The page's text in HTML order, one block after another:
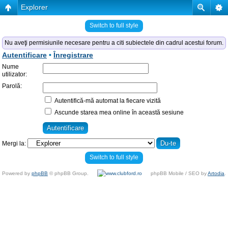
Explorer
Switch to full style
Nu aveţi permisiunile necesare pentru a citi subiectele din cadrul acestui forum.
Autentificare • Înregistrare
Nume
utilizator:
Parolă:
Autentifică-mă automat la fiecare vizită
Ascunde starea mea online în această sesiune
Mergi la:
Switch to full style
Powered by phpBB © phpBB Group. phpBB Mobile / SEO byArtodia